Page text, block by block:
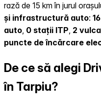
rază de 15 km în jurul
și infrastructură auto:
auto, 0 stații ITP, 2
puncte de încărcare
De ce să alegi
în Tarpiu?